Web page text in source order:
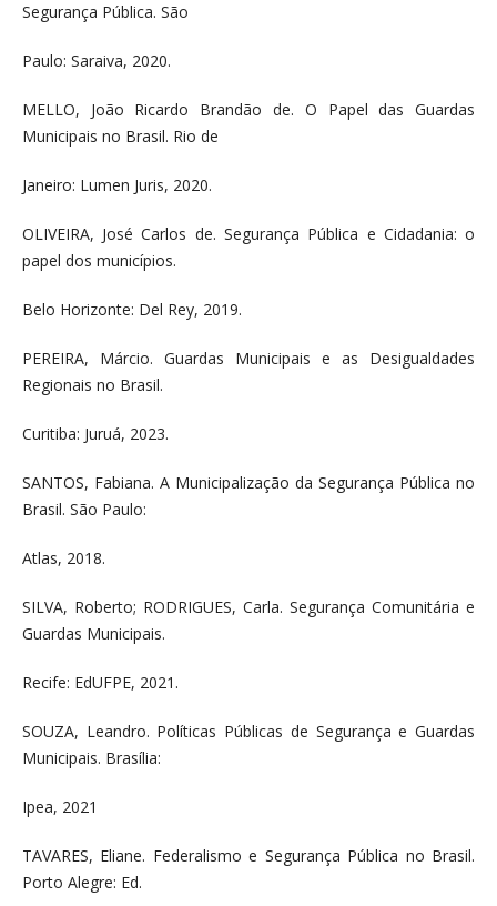
Segurança Pública. São
Paulo: Saraiva, 2020.
MELLO, João Ricardo Brandão de. O Papel das Guardas
Municipais no Brasil. Rio de
Janeiro: Lumen Juris, 2020.
OLIVEIRA, José Carlos de. Segurança Pública e Cidadania: o
papel dos municípios.
Belo Horizonte: Del Rey, 2019.
PEREIRA, Márcio. Guardas Municipais e as Desigualdades
Regionais no Brasil.
Curitiba: Juruá, 2023.
SANTOS, Fabiana. A Municipalização da Segurança Pública no
Brasil. São Paulo:
Atlas, 2018.
SILVA, Roberto; RODRIGUES, Carla. Segurança Comunitária e
Guardas Municipais.
Recife: EdUFPE, 2021.
SOUZA, Leandro. Políticas Públicas de Segurança e Guardas
Municipais. Brasília:
Ipea, 2021
TAVARES, Eliane. Federalismo e Segurança Pública no Brasil.
Porto Alegre: Ed.